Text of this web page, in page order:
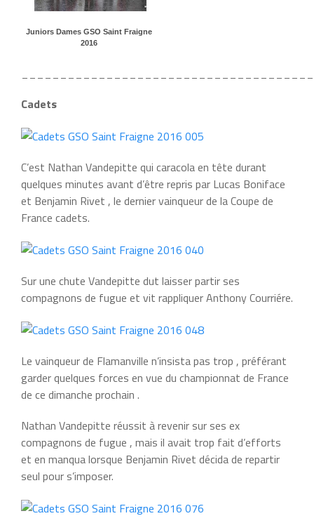
Juniors Dames GSO Saint Fraigne
2016
Cadets
C’est Nathan Vandepitte qui caracola en tête durant
quelques minutes avant d’être repris par Lucas Boniface
et Benjamin Rivet , le dernier vainqueur de la Coupe de
France cadets.
Sur une chute Vandepitte dut laisser partir ses
compagnons de fugue et vit rappliquer Anthony Courriére.
Le vainqueur de Flamanville n’insista pas trop , préférant
garder quelques forces en vue du championnat de France
de ce dimanche prochain .
Nathan Vandepitte réussit à revenir sur ses ex
compagnons de fugue , mais il avait trop fait d’efforts
et en manqua lorsque Benjamin Rivet décida de repartir
seul pour s’imposer.